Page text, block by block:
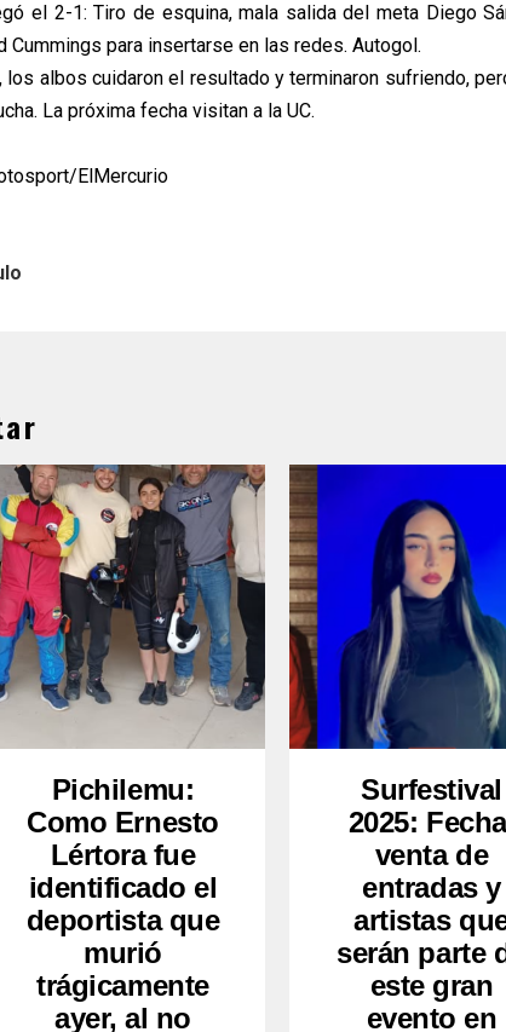
el 2-1: Tiro de esquina, mala salida del meta Diego
Cummings para insertarse en las redes. Autogol.
los albos cuidaron el resultado y terminaron sufriendo,
La próxima fecha visitan a la UC.
ElMercurio
Pichilemu:
Como Ernesto
Lértora fue
identificado el
deportista que
murió
trágicamente
ayer, al no
Surfestival
2025:
venta de
entradas y
artistas
serán parte
este gran
evento en